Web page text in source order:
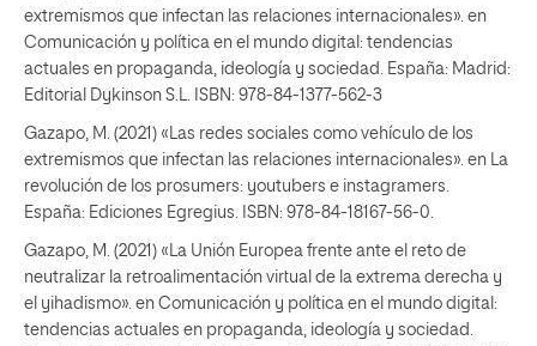
extremismos que infectan las relaciones internacionales». en
Comunicación y política en el mundo digital: tendencias
actuales en propaganda, ideología y sociedad. España: Madrid:
Editorial Dykinson S.L. ISBN: 978-84-1377-562-3
Gazapo, M. (2021) «Las redes sociales como vehículo de los
extremismos que infectan las relaciones internacionales». en La
revolución de los prosumers: youtubers e instagramers.
España: Ediciones Egregius. ISBN: 978-84-18167-56-0.
Gazapo, M. (2021) «La Unión Europea frente ante el reto de
neutralizar la retroalimentación virtual de la extrema derecha y
el yihadismo». en Comunicación y política en el mundo digital:
tendencias actuales en propaganda, ideología y sociedad.